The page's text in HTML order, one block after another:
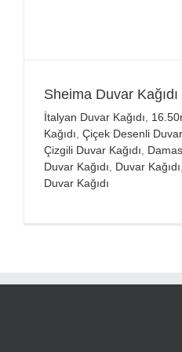
Sheima Duvar Kağıdı
İtalyan Duvar Kağıdı
Kağıdı Çiçek Desenli Duvar
Çizgili Duvar Kağıdı
Duvar Kağıdı
Duvar Kağıdı
Duvar Kağıdı